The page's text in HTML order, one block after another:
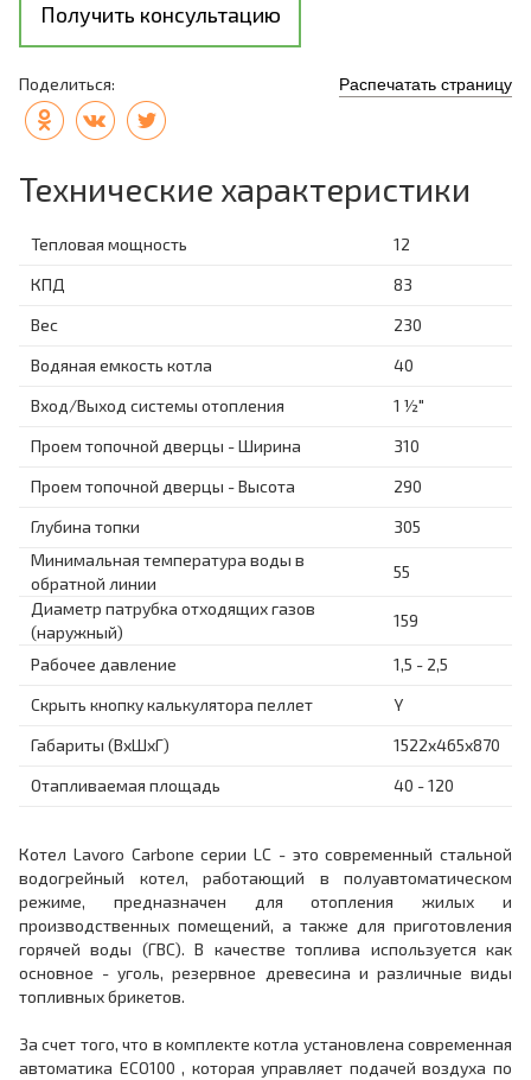
Получить консультацию
Поделиться: Распечатать страницу
Технические характеристики
Тепловая мощность
12
КПД
83
Вес
230
Водяная емкость котла
40
Вход/Выход системы отопления
1 ½"
Проем топочной дверцы - Ширина
310
Проем топочной дверцы - Высота
290
Глубина топки
305
Минимальная температура воды в
обратной линии
55
Диаметр патрубка отходящих газов
(наружный)
159
Рабочее давление
1,5 - 2,5
Скрыть кнопку калькулятора пеллет
Y
Габариты (ВхШхГ)
1522x465x870
Отапливаемая площадь
40 - 120
Котел Lavoro Carbone серии LC - это современный стальной
водогрейный котел, работающий в полуавтоматическом
режиме, предназначен для отопления жилых и
производственных помещений, а также для приготовления
горячей воды (ГВС). В качестве топлива используется как
основное - уголь, резервное древесина и различные виды
топливных брикетов.
За счет того, что в комплекте котла установлена современная
автоматика ECO100 , которая управляет подачей воздуха по